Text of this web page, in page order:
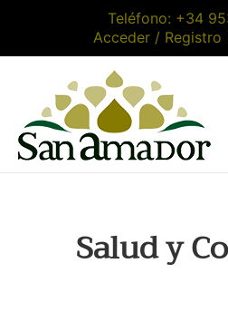
Teléfono: +34
Acceder / Registro
Salud y